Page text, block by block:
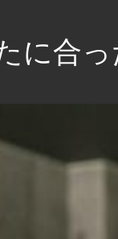
に合っ